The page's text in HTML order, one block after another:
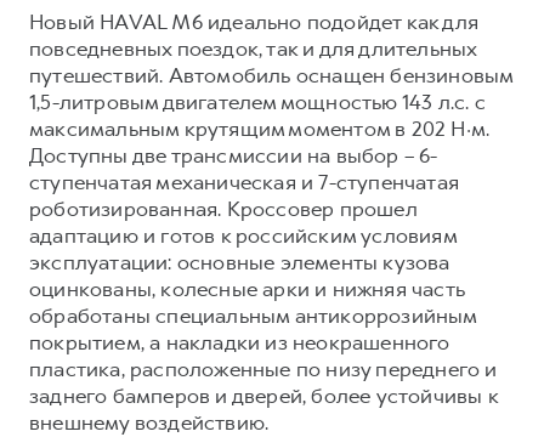
POER
от 3 449 000 ₽
Крупным корпоративным клиентам
Система управления автопарком
Сервис для корпоративных клиентов
HAVAL Лизинг
Автомобильные аксессуары
Коллекция CITY
Коллекция Базовая
Коллекция Детская
Руководства по эксплуатации
Подписки
АКСЕССУАРЫ HAVAL
Автомобильные аксессуары
Коллекция CITY
Коллекция Базовая
Коллекция Детская
Новый HAVAL M6 идеально подойдет как для
повседневных поездок, так и для длительных
путешествий. Автомобиль оснащен бензиновым
1,5-литровым двигателем мощностью 143 л.с. с
максимальным крутящим моментом в 202 Н·м.
Доступны две трансмиссии на выбор – 6-
ступенчатая механическая и 7-ступенчатая
роботизированная. Кроссовер прошел
адаптацию и готов к российским условиям
эксплуатации: основные элементы кузова
оцинкованы, колесные арки и нижняя часть
обработаны специальным антикоррозийным
покрытием, а накладки из неокрашенного
пластика, расположенные по низу переднего и
заднего бамперов и дверей, более устойчивы к
внешнему воздействию.